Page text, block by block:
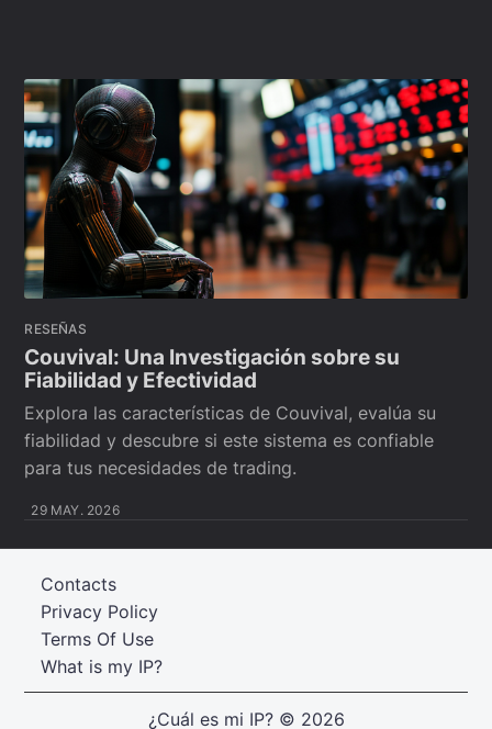
RESEÑAS
Couvival: Una Investigación sobre su
Fiabilidad y Efectividad
Explora las características de Couvival, evalúa su
fiabilidad y descubre si este sistema es confiable
para tus necesidades de trading.
29 MAY. 2026
What is my IP?
Terms Of Use
Privacy Policy
Contacts
¿Cuál es mi IP?© 2026